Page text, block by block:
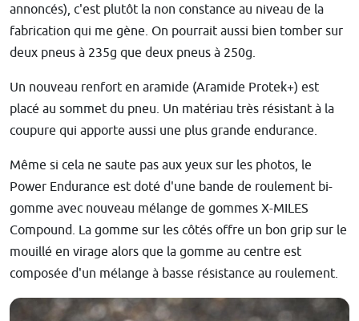
annoncés), c'est plutôt la non constance au niveau de la
fabrication qui me gène. On pourrait aussi bien tomber sur
deux pneus à 235g que deux pneus à 250g.
Un nouveau renfort en aramide (Aramide Protek+) est
placé au sommet du pneu. Un matériau très résistant à la
coupure qui apporte aussi une plus grande endurance.
Même si cela ne saute pas aux yeux sur les photos, le
Power Endurance est doté d'une bande de roulement bi-
gomme avec nouveau mélange de gommes X-MILES
Compound. La gomme sur les côtés offre un bon grip sur le
mouillé en virage alors que la gomme au centre est
composée d'un mélange à basse résistance au roulement.